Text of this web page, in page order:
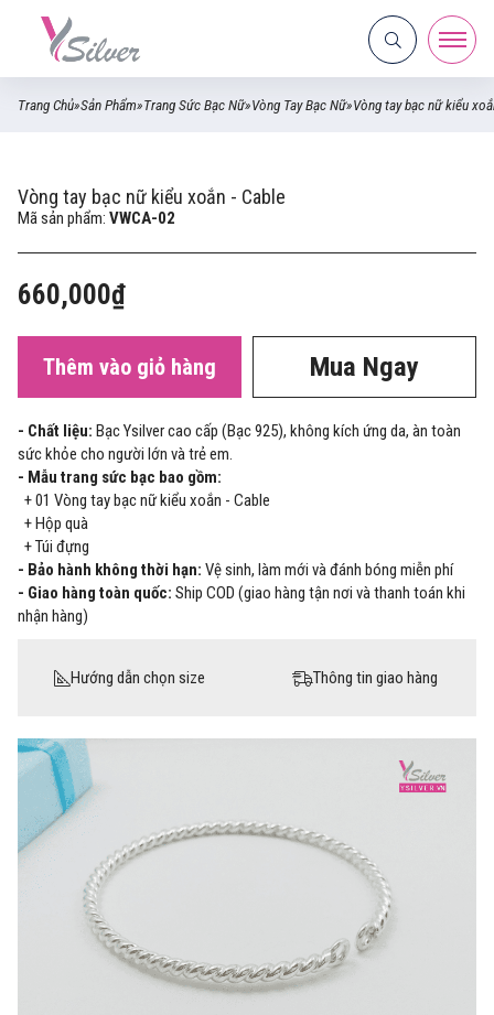
Trang Chủ»Sản Phẩm»Trang Sức Bạc Nữ»Vòng Tay Bạc Nữ»Vòng tay bạc nữ kiểu
Vòng tay bạc nữ kiểu xoắn - Cable
Mã sản phẩm: VWCA-02
660,000₫
Thêm vào giỏ hàng Mua Ngay
- Chất liệu: Bạc Ysilver cao cấp (Bạc 925), không kích ứng da, àn toàn
sức khỏe cho người lớn và trẻ em.
- Mẫu trang sức bạc bao gồm:
+ 01 Vòng tay bạc nữ kiểu xoắn - Cable
+ Hộp quà
+ Túi đựng
- Bảo hành không thời hạn: Vệ sinh, làm mới và đánh bóng miễn phí
- Giao hàng toàn quốc: Ship COD (giao hàng tận nơi và thanh toán khi
nhận hàng)
Hướng dẫn chọn size Thông tin giao hàng